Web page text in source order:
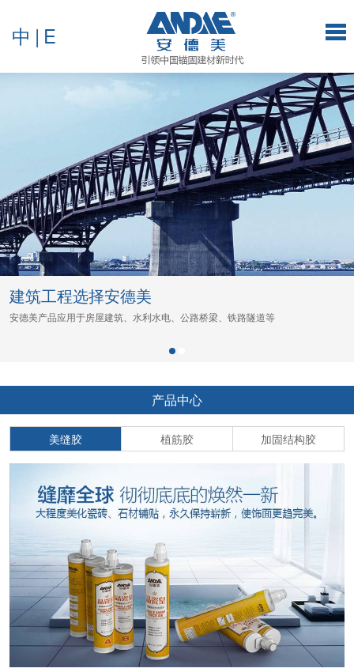
中 | E
建筑工程选择安德美
安德美产品应用于房屋建筑、水利水电、公路桥梁、铁路隧道等
产品中心
美缝胶 植筋胶 加固结构胶